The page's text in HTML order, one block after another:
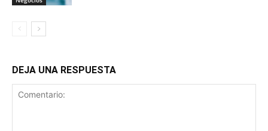
DEJA UNA RESPUESTA